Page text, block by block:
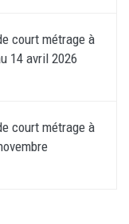
court métrage à
14 avril 2026
court métrage à